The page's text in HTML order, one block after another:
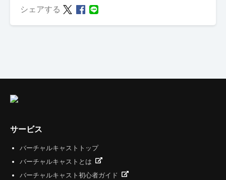
シェアする
サービス
バーチャルキャストトップ
バーチャルキャストとは
バーチャルキャスト初心者ガイド